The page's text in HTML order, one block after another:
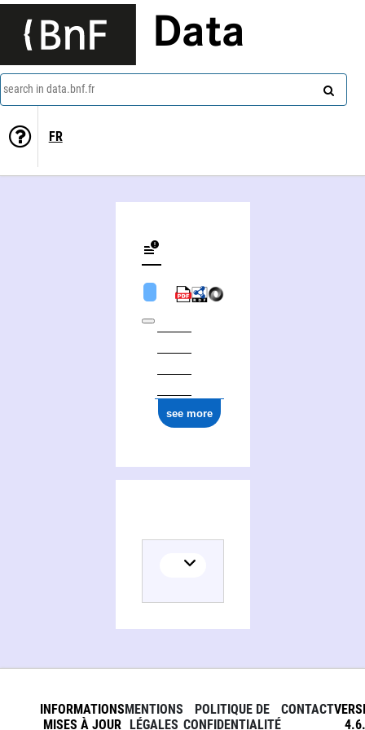
Data
search in data.bnf.fr
FR
see more
INFORMATIONS
MISES À JOUR
MENTIONS
LÉGALES
POLITIQUE DE
CONFIDENTIALITÉ
CONTACT